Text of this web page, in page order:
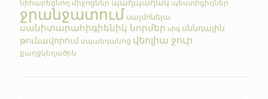
նիհարեցնող միջոցներ պաղպաղակ պեստիցիդներ
ջրանջատում սալմոնելա
սանիտարահիգիենիկ նորմեր սիգ սննդային
թունավորում սպանդանոց վեոլիա ջուր
քաղցկեղածին